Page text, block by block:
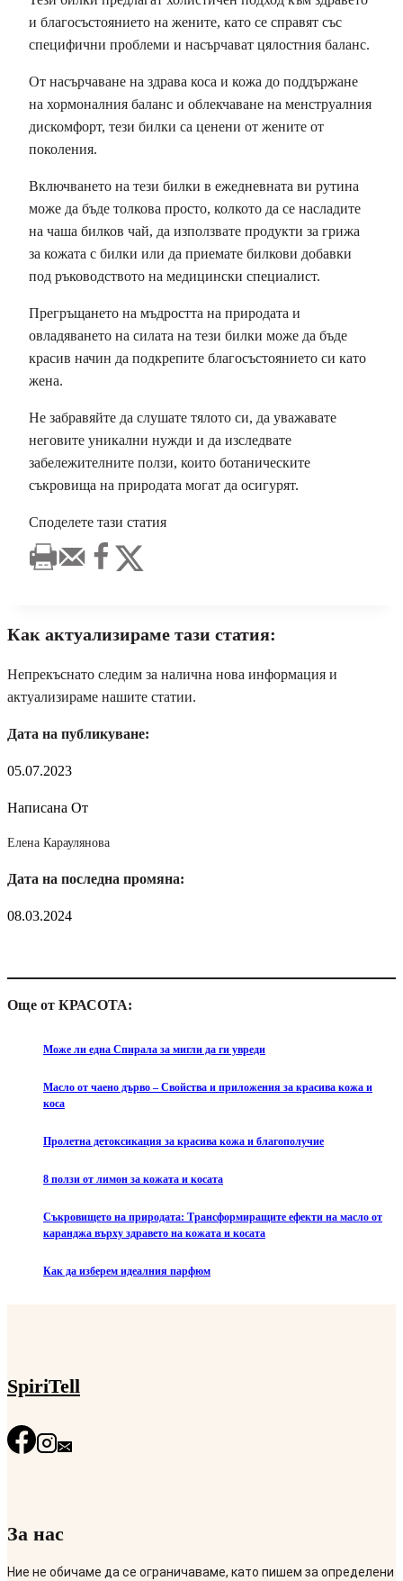
и благосъстоянието на жените, като се справят със
специфични проблеми и насърчават цялостния баланс.
От насърчаване на здрава коса и кожа до поддържане
на хормоналния баланс и облекчаване на менструалния
дискомфорт, тези билки са ценени от жените от
поколения.
Включването на тези билки в ежедневната ви рутина
може да бъде толкова просто, колкото да се насладите
на чаша билков чай, да използвате продукти за грижа
за кожата с билки или да приемате билкови добавки
под ръководството на медицински специалист.
Прегръщането на мъдростта на природата и
овладяването на силата на тези билки може да бъде
красив начин да подкрепите благосъстоянието си като
жена.
Не забравяйте да слушате тялото си, да уважавате
неговите уникални нужди и да изследвате
забележителните ползи, които ботаническите
съкровища на природата могат да осигурят.
Споделете тази статия
Как актуализираме тази статия:
Непрекъснато следим за налична нова информация и
актуализираме нашите статии.
Дата на публикуване:
05.07.2023
Написана От
Елена Караулянова
Дата на последна промяна:
08.03.2024
Още от КРАСОТА:
Може ли една Спирала за мигли да ги увреди
Масло от чаено дърво – Свойства и приложения за красива кожа и
коса
Пролетна детоксикация за красива кожа и благополучие
8 ползи от лимон за кожата и косата
Съкровището на природата: Трансформиращите ефекти на масло от
каранджа върху здравето на кожата и косата
Как да изберем идеалния парфюм
SpiriTell
За нас
Ние не обичаме да се ограничаваме, като пишем за определени